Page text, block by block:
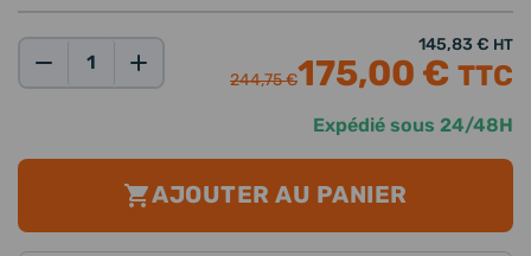
Expédié sous 24/48H
244,75 €
145,83 € HT
175,00 € TTC
AJOUTER AU PANIER